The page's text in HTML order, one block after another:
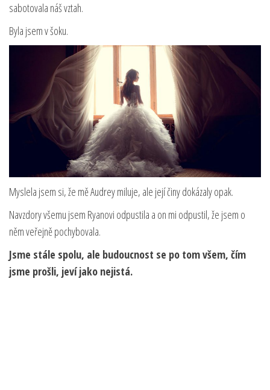
sabotovala náš vztah.
Byla jsem v šoku.
Myslela jsem si, že mě Audrey miluje, ale její činy dokázaly opak.
Navzdory všemu jsem Ryanovi odpustila a on mi odpustil, že jsem o
něm veřejně pochybovala.
Jsme stále spolu, ale budoucnost se po tom všem, čím
jsme prošli, jeví jako nejistá.